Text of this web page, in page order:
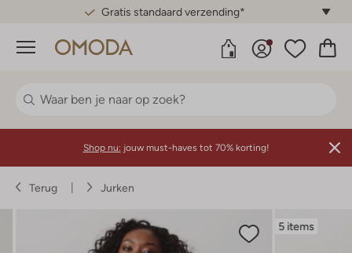
Gratis standaard verzending*
Menu
Shop nu: jouw must-haves tot 70% korting!
Terug Jurken
5 items